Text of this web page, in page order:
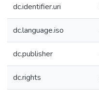
dc.identifier.uri
dc.language.iso
dc.publisher
dc.rights